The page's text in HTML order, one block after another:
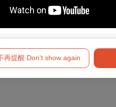
再提醒 Don't show again
類型多元，包含文本創作、戲劇
坊講師